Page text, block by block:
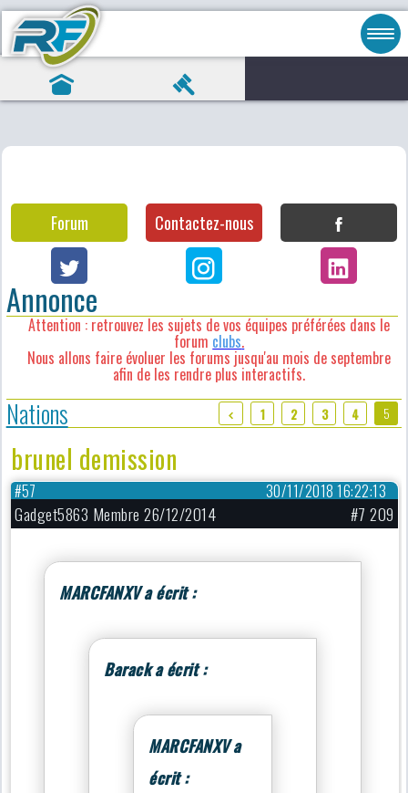
Forum Contactez-nous
Annonce
Attention : retrouvez les sujets de vos équipes préférées dans le
forum clubs.
Nous allons faire évoluer les forums jusqu'au mois de septembre
afin de les rendre plus interactifs.
Nations 1 2 3 4 5
brunel demission
30/11/2018 16:22:13
#57
Gadget5863 Membre 26/12/2014 #7 209
MARCFANXV a écrit :
Barack a écrit :
MARCFANXV a
écrit :